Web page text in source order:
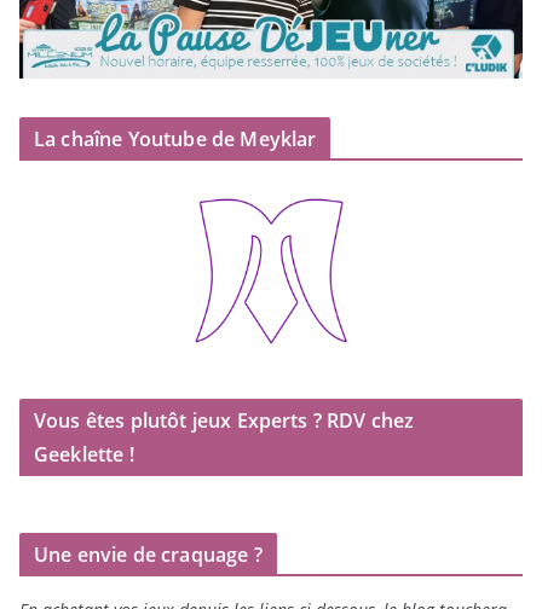
La chaîne Youtube de Meyklar
Vous êtes plutôt jeux Experts ? RDV chez
Geeklette !
Une envie de craquage ?